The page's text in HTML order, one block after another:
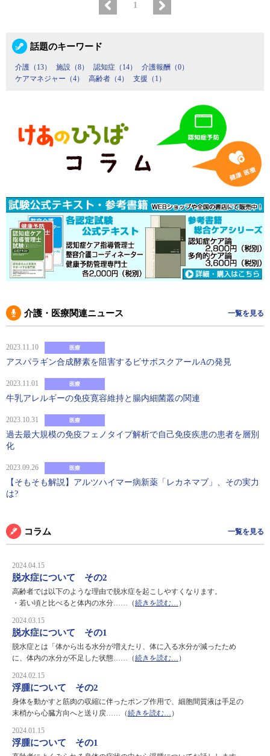
1
話題のキーワード
介護（13） 施設（8） 認知症（14）
介護報酬（0）
ケアマネジャー（4）
高齢者（4） 支援（1）
介護・医療関連ニュース 一覧を見る
2023.11.10 医療
アスパラギン合成酵素を阻害するビサボスクアールAの発見
2023.11.01 医療
牛乳アレルギーの免疫寛容維持と腸内細菌叢の関連
2023.10.31 医療
過去最大規模の免疫フェノタイプ解析で自己免疫疾患の患者を層別
化
2023.09.26 医療
【そもそも解説】アルツハイマー病新薬「レカネマブ」、その実力
は?
コラム 一覧を見る
2024.04.15
脱水症について その2
高齢者では以下のような理由で脱水症を起こしやすくなります。
・若い頃と比べると体内の水分……（続きを読む… ）
2024.03.15
脱水症について その1
脱水症とは「体から出る水分が増えたり、体に入る水分が減ったため
に、体内の水分が不足した状態……（続きを読む… ）
2024.02.15
浮腫について その2
身体を動かすと筋肉の収縮に伴ったポンプ作用で、細胞間質液は手足の
末梢から心臓方向へと送り戻……（続きを読む… ）
2024.01.15
浮腫について その1